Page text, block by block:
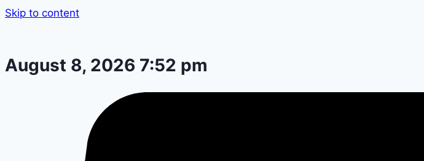
Skip to content
August 8, 2026 7:52 pm